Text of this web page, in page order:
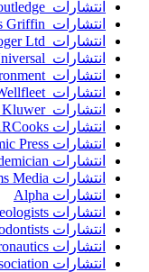
انتشارات Routledge
انتشارات St. Martin's Griffin
انتشارات The Wessex Astrologer Ltd
انتشارات Universal
انتشارات Water Environment
انتشارات Wellfleet
انتشارات Wolters Kluwer
انتشارات 5STARCooks
انتشارات Academic Press
انتشارات Academician
انتشارات Adams Media
انتشارات Alpha
انتشارات Amer Assn of Petroleum Geologists
انتشارات American College of Prosthodontists
انتشارات American Institute of Aeronautics and Astronautics
انتشارات American Pharmacists Association